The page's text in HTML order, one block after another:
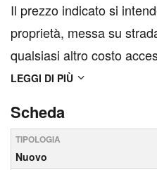
Il prezzo indicato si
proprietà, messa su
qualsiasi altro costo
relativo alla consegna del
indicati nella presente
LEGGI DI PIÙ
Scheda
TIPOLOGIA
Nuovo